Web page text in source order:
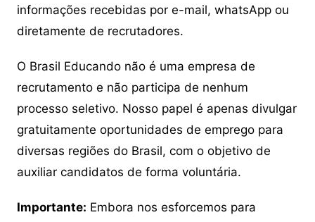
informações recebidas por e-mail, whatsApp ou
diretamente de recrutadores.
O Brasil Educando não é uma empresa de
recrutamento e não participa de nenhum
processo seletivo. Nosso papel é apenas divulgar
gratuitamente oportunidades de emprego para
diversas regiões do Brasil, com o objetivo de
auxiliar candidatos de forma voluntária.
Importante: Embora nos esforcemos para